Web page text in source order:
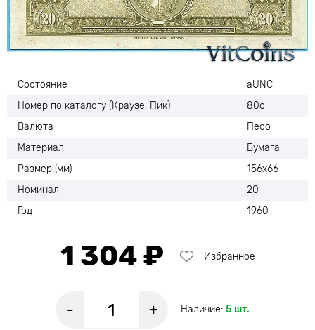
Состояние
аUNC
Номер по каталогу (Краузе, Пик)
80с
Валюта
Песо
Материал
Бумага
Размер (мм)
156х66
Номинал
20
Год
1960
1 304 ₽ Избранное
- + Наличие: 5 шт.